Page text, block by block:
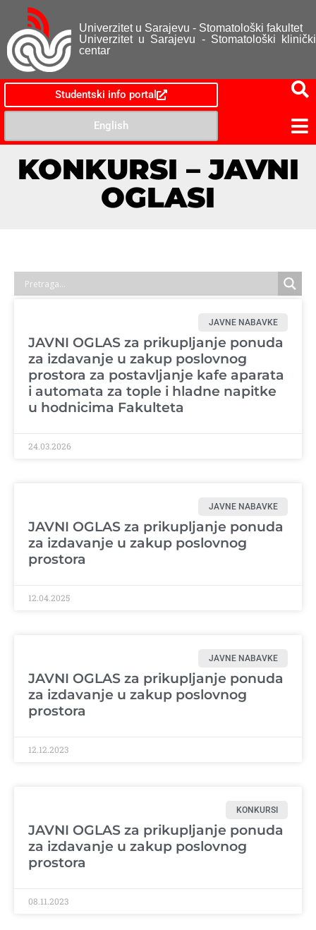
Univerzitet u Sarajevu - Stomatološki fakultet
Univerzitet u Sarajevu - Stomatološki klinički
centar
Studentski info portal
English
KONKURSI – JAVNI
OGLASI
JAVNE NABAVKE
JAVNI OGLAS za prikupljanje ponuda
za izdavanje u zakup poslovnog
prostora za postavljanje kafe aparata
i automata za tople i hladne napitke
u hodnicima Fakulteta
24.03.2026
JAVNE NABAVKE
JAVNI OGLAS za prikupljanje ponuda
za izdavanje u zakup poslovnog
prostora
12.04.2025
JAVNE NABAVKE
JAVNI OGLAS za prikupljanje ponuda
za izdavanje u zakup poslovnog
prostora
12.12.2023
KONKURSI
JAVNI OGLAS za prikupljanje ponuda
za izdavanje u zakup poslovnog
prostora
08.11.2023